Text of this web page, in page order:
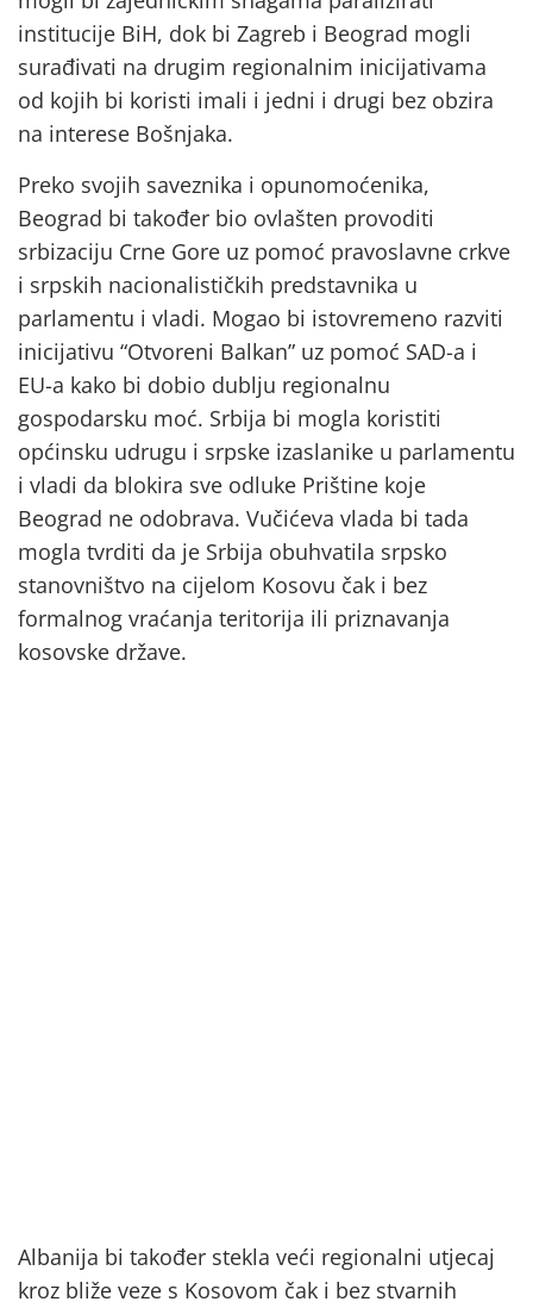
institucije BiH, dok bi Zagreb i Beograd mogli
surađivati na drugim regionalnim inicijativama
od kojih bi koristi imali i jedni i drugi bez obzira
na interese Bošnjaka.
Preko svojih saveznika i opunomoćenika,
Beograd bi također bio ovlašten provoditi
srbizaciju Crne Gore uz pomoć pravoslavne crkve
i srpskih nacionalističkih predstavnika u
parlamentu i vladi. Mogao bi istovremeno razviti
inicijativu “Otvoreni Balkan” uz pomoć SAD-a i
EU-a kako bi dobio dublju regionalnu
gospodarsku moć. Srbija bi mogla koristiti
općinsku udrugu i srpske izaslanike u parlamentu
i vladi da blokira sve odluke Prištine koje
Beograd ne odobrava. Vučićeva vlada bi tada
mogla tvrditi da je Srbija obuhvatila srpsko
stanovništvo na cijelom Kosovu čak i bez
formalnog vraćanja teritorija ili priznavanja
kosovske države.
Albanija bi također stekla veći regionalni utjecaj
kroz bliže veze s Kosovom čak i bez stvarnih